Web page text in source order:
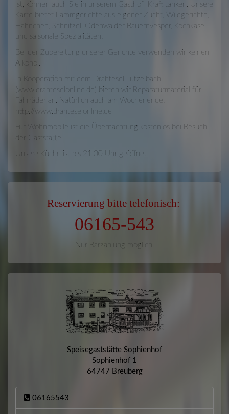
ist, können auch Sie in unserem Gasthof Kraft tanken. Unsere
Karte bietet Lammgerichte aus eigener Zucht, Wildgerichte,
Hähnchen, Schnitzel, Odenwälder Bauernvesper, Kochkäse
und saisonale Spezialitäten.
Bei der Zubereitung unserer Gerichte verwenden wir keinen
Alkohol.
In Kooperation mit dem Drahtesel Lützelbach
(www.drahteselonline.de) bieten wir Reparaturmaterial für
Fahrräder an. Natürlich auch am Wochenende.
http://www.drahteselonline.de
Für Wohnmobile ist die Übernachtung kostenlos bei Besuch
der Gaststätte.
Unsere Küche ist bis 21:00 Uhr geöffnet.
Reservierung bitte telefonisch:
06165-543
Nur Barzahlung möglich!
Speisegaststätte Sophienhof
Sophienhof 1
64747 Breuberg
06165543